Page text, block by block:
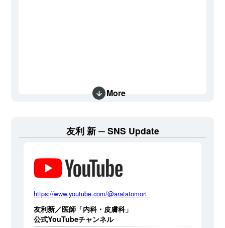
More
友利 新 SNS Update
https://www.youtube.com/@aratatomori
友利新／医師「内科・皮膚科」
公式YouTubeチャンネル